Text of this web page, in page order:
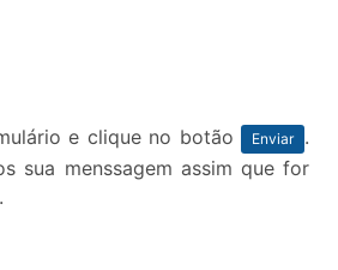
e clique no botão Enviar
.
sua menssagem assim que for